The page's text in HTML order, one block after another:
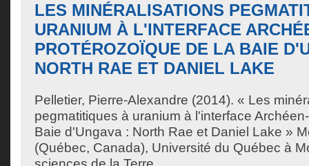
LES MINÉRALISATIONS
URANIUM À L'INTERFACE
PROTÉROZOÏQUE DE LA BAIE
NORTH RAE ET DANIEL LAKE
Pelletier, Pierre-Alexandre (2014). « Les
pegmatitiques à uranium à l'interface
Baie d'Ungava : North Rae et Daniel Lake »
(Québec, Canada), Université du Québec à